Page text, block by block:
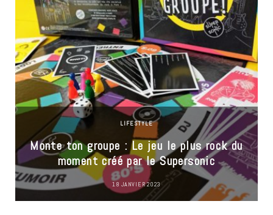
LIFESTYLE
Monte ton groupe : Le jeu le plus rock du
moment créé par le Supersonic
18 JANVIER 2023